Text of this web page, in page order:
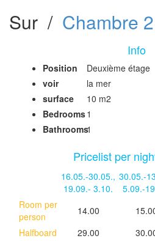
Sur / Chambre
Info
Position
Deuxième étage
voir
la mer
surface
10 m2
Bedrooms1
Bathrooms1
Pricelist per
16.05.-30.05.,
19.09.- 3.10.
30.05.-
5.09.-
Room per
person
14.00
Halfboard
29.00